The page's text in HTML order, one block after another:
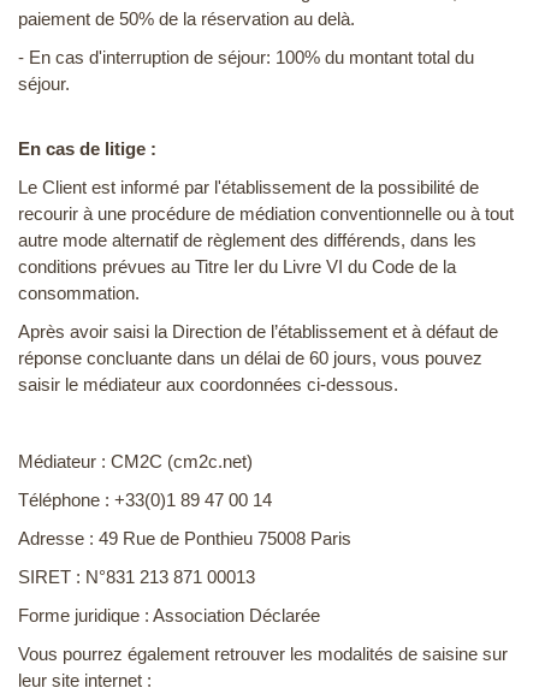
paiement de 50% de la réservation au delà.
- En cas d'interruption de séjour: 100% du montant total du
séjour.
En cas de litige :
Le Client est informé par l'établissement de la possibilité de
recourir à une procédure de médiation conventionnelle ou à tout
autre mode alternatif de règlement des différends, dans les
conditions prévues au Titre Ier du Livre VI du Code de la
consommation.
Après avoir saisi la Direction de l’établissement et à défaut de
réponse concluante dans un délai de 60 jours, vous pouvez
saisir le médiateur aux coordonnées ci-dessous.
Médiateur : CM2C (cm2c.net)
Téléphone : +33(0)1 89 47 00 14
Adresse : 49 Rue de Ponthieu 75008 Paris
SIRET : N°831 213 871 00013
Forme juridique : Association Déclarée
Vous pourrez également retrouver les modalités de saisine sur
leur site internet :